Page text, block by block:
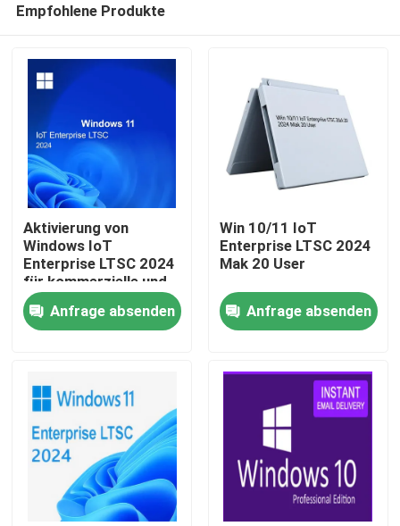
Produkte
Videos
Empfohlene Produkte
Aktivierung von
Windows IoT
Enterprise LTSC 2024
für kommerzielle und
industrielle Hardware-
Bereitstellung
Anfrage absenden
Win 10/11 IoT
Enterprise LTSC 2024
Mak 20 User
Anfrage absenden